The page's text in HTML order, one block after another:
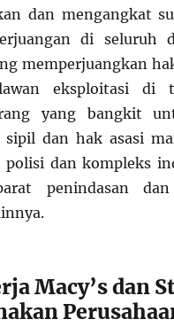
dan mengangkat
di seluruh
memperjuangkan
eksploitasi di
yang bangkit
dan hak asasi
polisi dan kompleks
penindasan dan
Macy’s dan